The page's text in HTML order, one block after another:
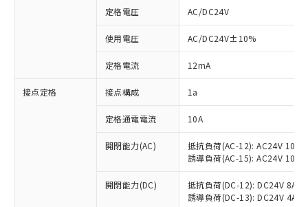
定格電圧 AC/DC24V
使用電圧 AC/DC24V±10%
定格電流 12mA
接点定格 接点構成 1a
定格通電電流 10A
開閉能力(AC)
抵抗負荷(AC-12): AC24V 10A/
誘導負荷(AC-15): AC24V
開閉能力(DC)
抵抗負荷(DC-12): DC24V 8A/
誘導負荷(DC-13): DC24V 4A/
ご利用条件
以下の条件をお読みいただき、同意のうえ
ご利用ください。
※1 対応状況
対応済み：EU RoHS指令（10物質）の
非含有に対応した製品が提供可能な商品で
対応予定：EU RoHS指令（10物質）の非含
有に対応した製品に切り替える予定のある
対応予定なし：EU RoHS指令（10物質）の
非含有に非対応の商品で、対応品を出す予
定はありません。
調査・確認中：EU RoHS指令（10物質）の